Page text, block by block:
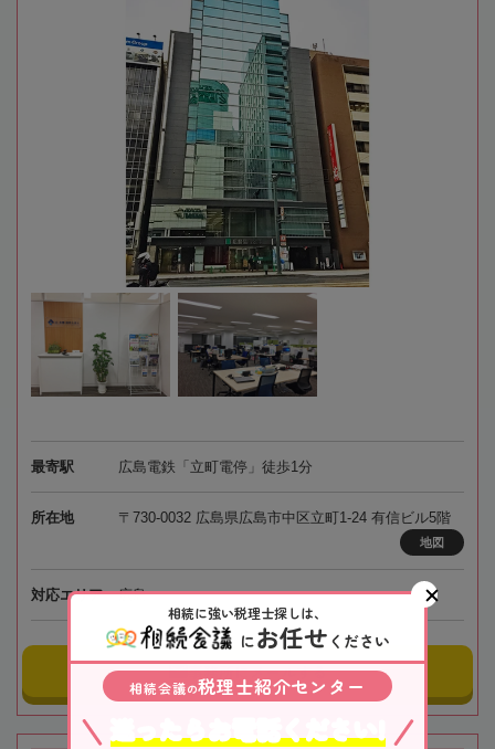
最寄駅 広島電鉄「立町電停」徒歩1分
所在地 〒730-0032 広島県広島市中区立町1-24 有信ビル5階
地図
対応エリア 広島
事務所にメールする
相続に強い税理士探しは、
にお任せ ください
相続会議の税理士紹介センター